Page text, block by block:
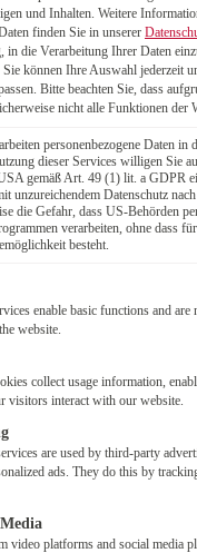
ausprobieren und
sofort für unsere
und
zur Verfügung
Integration
eingesetzte Campus-
und Universitäten
Frontend zur
an. Durch die
für HISinOnekann
zur Online-
Programmierung.
bequem
zum Wahlsystem für
eingebunden
und Inhalten. Weitere
finden Sie in unserer
in die Verarbeitung Ihrer Daten
Sie können Ihre Auswahl jederzeit
Bitte beachten Sie, dass
nicht alle Funktionen der
personenbezogene Daten
dieser Services willigen Sie
gemäß Art. 49 (1) lit. a GDPR
unzureichendem Datenschutz
die Gefahr, dass US-Behörden
verarbeiten, ohne dass
besteht.
der Service-Gruppen,
enable basic functions and are
website.
collect usage information,
visitors interact with our website.
are used by third-party
ads. They do this by
video platforms and social media